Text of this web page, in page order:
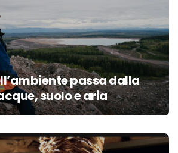
passa dalla
suolo e aria